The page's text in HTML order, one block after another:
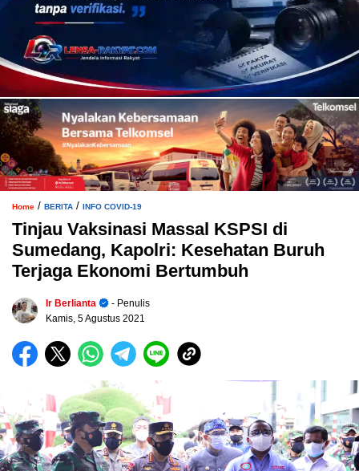
Home / BERITA / INFO COVID-19
Tinjau Vaksinasi Massal KSPSI di
Sumedang, Kapolri: Kesehatan Buruh
Terjaga Ekonomi Bertumbuh
Ir Berlianta
- Penulis
Kamis, 5 Agustus 2021